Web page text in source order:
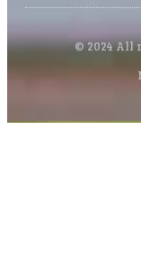
© 2024 All